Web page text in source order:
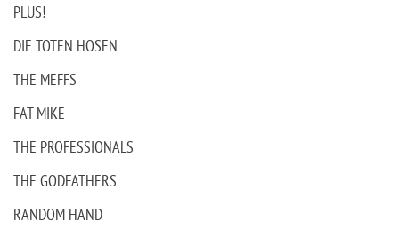
PLUS!
DIE TOTEN HOSEN
THE MEFFS
FAT MIKE
THE PROFESSIONALS
THE GODFATHERS
RANDOM HAND